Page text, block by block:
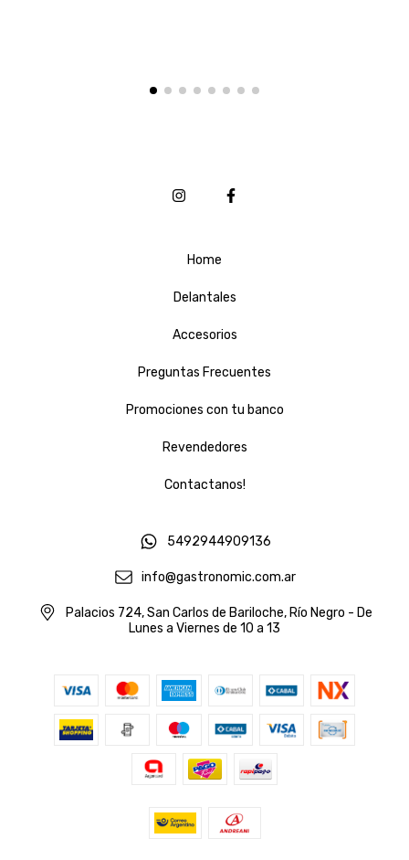
Home
Delantales
Accesorios
Preguntas Frecuentes
Promociones con tu banco
Revendedores
Contactanos!
5492944909136
info@gastronomic.com.ar
Palacios 724, San Carlos de Bariloche, Río Negro - De
Lunes a Viernes de 10 a 13